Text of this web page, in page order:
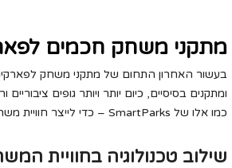
מתקני משחק חכמים
בעשור האחרון התחום של מתקני משחק
ומתקנים בסיסיים, כיום יותר ויותר גופים
כמו אלו של SmartParks – כדי לייצר חוויית משחק בטוחה, חינוכית ומותאמת לעידן הדיגיטלי.
שילוב טכנולוגיה בחוויית